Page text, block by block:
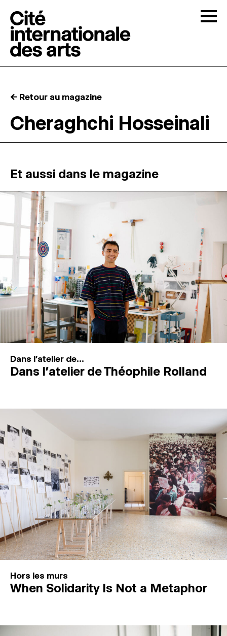
RÉSIDENCES ↓
ATELIERS OUVERTS
PROGRAMMATION
MAGAZINE
ESPACES DE PRATIQUE ARTISTIQUE ↓
Recherche
Connexion
← Retour au magazine
Cheraghchi Hosseinali
Et aussi dans le magazine
Dans l'atelier de...
Dans l’atelier de Théophile Rolland
Hors les murs
When Solidarity Is Not a Metaphor